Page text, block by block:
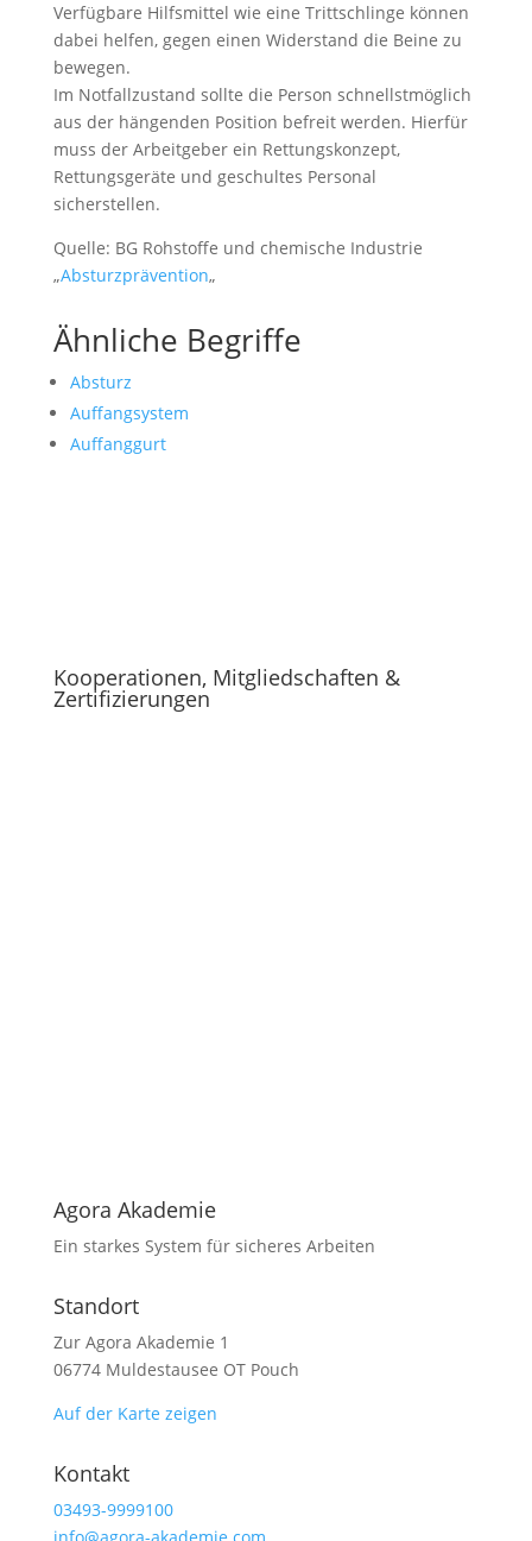
Verfügbare Hilfsmittel wie eine Trittschlinge können
dabei helfen, gegen einen Widerstand die Beine zu
bewegen.
Im Notfallzustand sollte die Person schnellstmöglich
aus der hängenden Position befreit werden. Hierfür
muss der Arbeitgeber ein Rettungskonzept,
Rettungsgeräte und geschultes Personal
sicherstellen.
Quelle: BG Rohstoffe und chemische Industrie
„Absturzprävention„
Ähnliche Begriffe
Absturz
Auffangsystem
Auffanggurt
Kooperationen, Mitgliedschaften &
Zertifizierungen
Agora Akademie
Ein starkes System für sicheres Arbeiten
Standort
Zur Agora Akademie 1
06774 Muldestausee OT Pouch
Auf der Karte zeigen
Kontakt
03493-9999100